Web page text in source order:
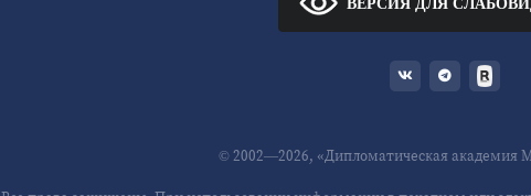
ВЕРСИЯ ДЛЯ
© 2002—2026, «Дипломатическая